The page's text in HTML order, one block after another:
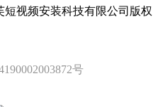
短视频安装科技有限公司 版权
号